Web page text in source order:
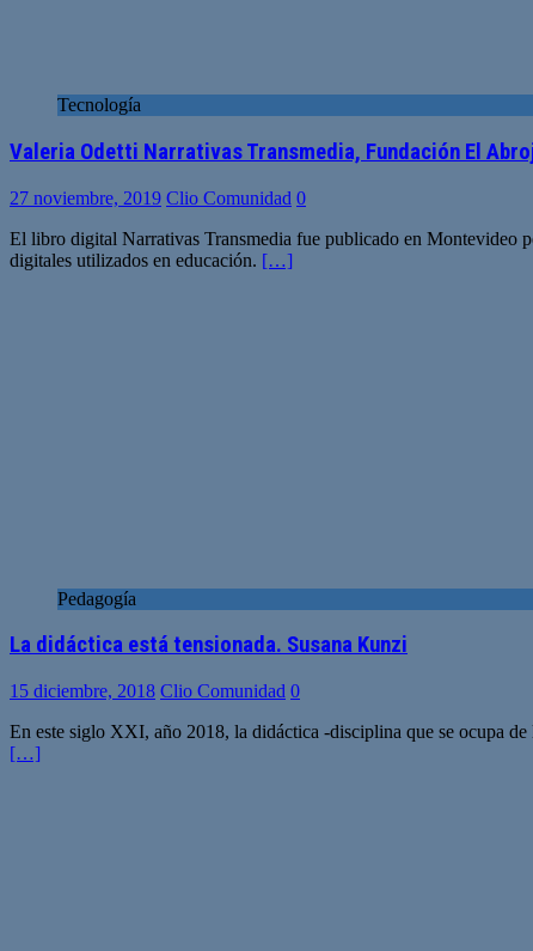
Tecnología
Valeria Odetti Narrativas Transmedia, Fundación El
27 noviembre, 2019 Clio Comunidad 0
El libro digital Narrativas Transmedia fue publicado en Montevideo
digitales utilizados en educación. […]
Pedagogía
La didáctica está tensionada. Susana Kunzi
15 diciembre, 2018 Clio Comunidad 0
En este siglo XXI, año 2018, la didáctica -disciplina que se ocupa de
[…]